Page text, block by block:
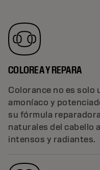
COLOREA Y REPARA
Colorance no es solo
amoníaco y
su fórmula
naturales del cabello
intensos y radiantes.